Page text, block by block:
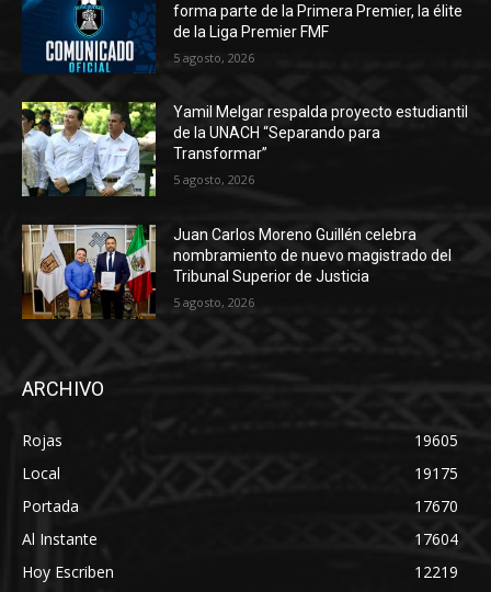
forma parte de la Primera Premier, la élite
de la Liga Premier FMF
5 agosto, 2026
Yamil Melgar respalda proyecto estudiantil
de la UNACH “Separando para
Transformar”
5 agosto, 2026
Juan Carlos Moreno Guillén celebra
nombramiento de nuevo magistrado del
Tribunal Superior de Justicia
5 agosto, 2026
ARCHIVO
Rojas
19605
Local
19175
Portada
17670
Al Instante
17604
Hoy Escriben
12219